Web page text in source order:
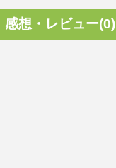
感想・レビュー(0)